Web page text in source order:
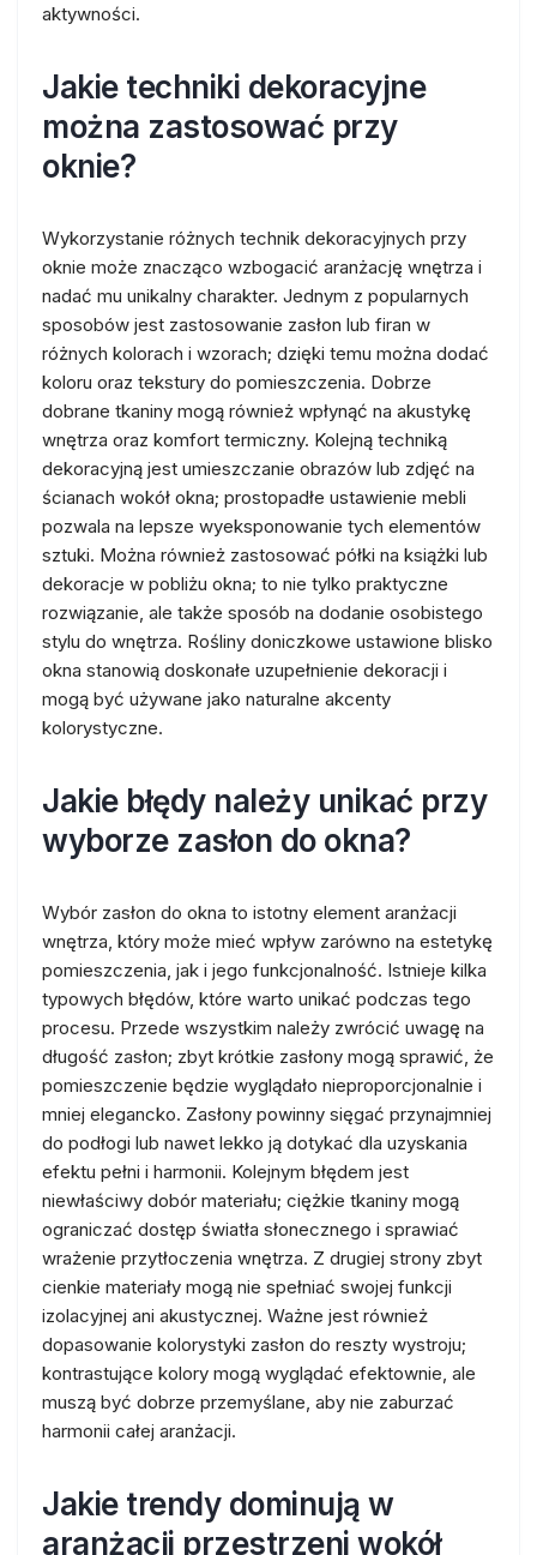
aktywności.
Jakie techniki dekoracyjne
można zastosować przy
oknie?
Wykorzystanie różnych technik dekoracyjnych przy
oknie może znacząco wzbogacić aranżację wnętrza i
nadać mu unikalny charakter. Jednym z popularnych
sposobów jest zastosowanie zasłon lub firan w
różnych kolorach i wzorach; dzięki temu można dodać
koloru oraz tekstury do pomieszczenia. Dobrze
dobrane tkaniny mogą również wpłynąć na akustykę
wnętrza oraz komfort termiczny. Kolejną techniką
dekoracyjną jest umieszczanie obrazów lub zdjęć na
ścianach wokół okna; prostopadłe ustawienie mebli
pozwala na lepsze wyeksponowanie tych elementów
sztuki. Można również zastosować półki na książki lub
dekoracje w pobliżu okna; to nie tylko praktyczne
rozwiązanie, ale także sposób na dodanie osobistego
stylu do wnętrza. Rośliny doniczkowe ustawione blisko
okna stanowią doskonałe uzupełnienie dekoracji i
mogą być używane jako naturalne akcenty
kolorystyczne.
Jakie błędy należy unikać przy
wyborze zasłon do okna?
Wybór zasłon do okna to istotny element aranżacji
wnętrza, który może mieć wpływ zarówno na estetykę
pomieszczenia, jak i jego funkcjonalność. Istnieje kilka
typowych błędów, które warto unikać podczas tego
procesu. Przede wszystkim należy zwrócić uwagę na
długość zasłon; zbyt krótkie zasłony mogą sprawić, że
pomieszczenie będzie wyglądało nieproporcjonalnie i
mniej elegancko. Zasłony powinny sięgać przynajmniej
do podłogi lub nawet lekko ją dotykać dla uzyskania
efektu pełni i harmonii. Kolejnym błędem jest
niewłaściwy dobór materiału; ciężkie tkaniny mogą
ograniczać dostęp światła słonecznego i sprawiać
wrażenie przytłoczenia wnętrza. Z drugiej strony zbyt
cienkie materiały mogą nie spełniać swojej funkcji
izolacyjnej ani akustycznej. Ważne jest również
dopasowanie kolorystyki zasłon do reszty wystroju;
kontrastujące kolory mogą wyglądać efektownie, ale
muszą być dobrze przemyślane, aby nie zaburzać
harmonii całej aranżacji.
Jakie trendy dominują w
aranżacji przestrzeni wokół